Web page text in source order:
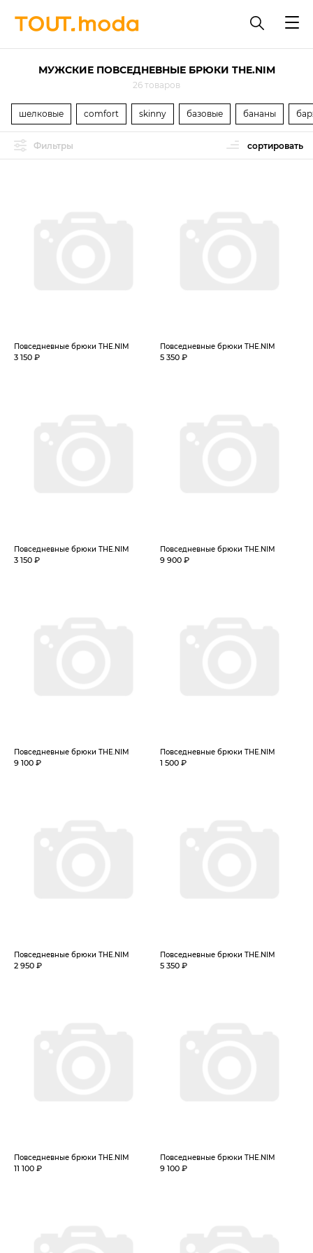
МУЖСКИЕ ПОВСЕДНЕВНЫЕ БРЮКИ THE.NIM
26 товаров
шелковые comfort skinny базовые бананы
Фильтры сортировать
Повседневные брюки THE.NIM
3 150 ₽
Повседневные брюки THE.NIM
5 350 ₽
Повседневные брюки THE.NIM
3 150 ₽
Повседневные брюки THE.NIM
9 900 ₽
Повседневные брюки THE.NIM
9 100 ₽
Повседневные брюки THE.NIM
1 500 ₽
Повседневные брюки THE.NIM
2 950 ₽
Повседневные брюки THE.NIM
5 350 ₽
Повседневные брюки THE.NIM
11 100 ₽
Повседневные брюки THE.NIM
9 100 ₽